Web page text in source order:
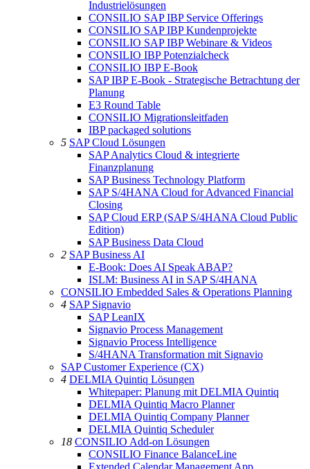
Industrielösungen
CONSILIO SAP IBP Service Offerings
CONSILIO SAP IBP Kundenprojekte
CONSILIO SAP IBP Webinare & Videos
CONSILIO IBP Potenzialcheck
CONSILIO IBP E-Book
SAP IBP E-Book - Strategische Betrachtung der
Planung
E3 Round Table
CONSILIO Migrationsleitfaden
IBP packaged solutions
5 SAP Cloud Lösungen
SAP Analytics Cloud & integrierte
Finanzplanung
SAP Business Technology Platform
SAP S/4HANA Cloud for Advanced Financial
Closing
SAP Cloud ERP (SAP S/4HANA Cloud Public
Edition)
SAP Business Data Cloud
2 SAP Business AI
E-Book: Does AI Speak ABAP?
ISLM: Business AI in SAP S/4HANA
CONSILIO Embedded Sales & Operations Planning
4 SAP Signavio
SAP LeanIX
Signavio Process Management
Signavio Process Intelligence
S/4HANA Transformation mit Signavio
SAP Customer Experience (CX)
4 DELMIA Quintiq Lösungen
Whitepaper: Planung mit DELMIA Quintiq
DELMIA Quintiq Macro Planner
DELMIA Quintiq Company Planner
DELMIA Quintiq Scheduler
18 CONSILIO Add-on Lösungen
CONSILIO Finance BalanceLine
Extended Calendar Management App